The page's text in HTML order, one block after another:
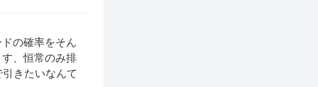
の確率をそん
、恒常のみ排
きたいなんて